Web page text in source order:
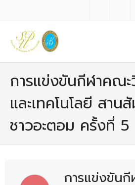
- ปรัชญาการจัดการศึกษา มหาวิทยาลัยสว
- ปรัชญา วิสัยทัศน์ พันธกิจ ของคณะ
การแข่งขันกีฬาคณ
และเทคโนโลยี สา
ชาวอะตอม ครั้งที่ 5
การแข่งขัน